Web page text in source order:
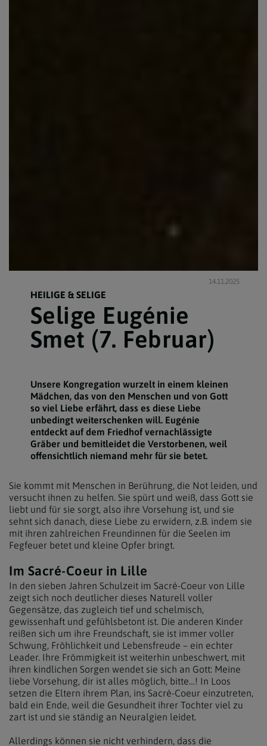
14.11.2025
HEILIGE & SELIGE
Selige Eugénie
Smet (7. Februar)
Unsere Kongregation wurzelt in einem kleinen
Mädchen, das von den Menschen und von Gott
so viel Liebe erfährt, dass es diese Liebe
unbedingt weiterschenken will. Eugénie
entdeckt auf dem Friedhof vernachlässigte
Gräber und bemitleidet die Verstorbenen, weil
offensichtlich niemand mehr für sie betet.
Sie kommt mit Menschen in Berührung, die Not leiden, und
versucht ihnen zu helfen. Sie spürt und weiß, dass Gott sie
liebt und für sie sorgt, also ihre Vorsehung ist, und sie
sehnt sich danach, diese Liebe zu erwidern, z.B. indem sie
mit ihren zahlreichen Freundinnen für die Seelen im
Fegfeuer betet und kleine Opfer bringt.
Im Sacré-Coeur in Lille
In den sieben Jahren Schulzeit im Sacré-Coeur von Lille
zeigt sich noch deutlicher dieses Naturell voller
Gegensätze, das zugleich tief und schelmisch,
gewissenhaft und gefühlsbetont ist. Die anderen Kinder
reißen sich um ihre Freundschaft, sie ist immer voller
Schwung, Fröhlichkeit und Lebensfreude – ein echter
Leader. Ihre Frömmigkeit ist weiterhin unbeschwert, mit
ihren kindlichen Sorgen wendet sie sich an Gott: Meine
liebe Vorsehung, dir ist alles möglich, bitte…! In Loos
setzen die Eltern ihrem Plan, ins Sacré-Coeur einzutreten,
bald ein Ende, weil die Gesundheit ihrer Tochter viel zu
zart ist und sie ständig an Neuralgien leidet.
Allerdings können sie nicht verhindern, dass die